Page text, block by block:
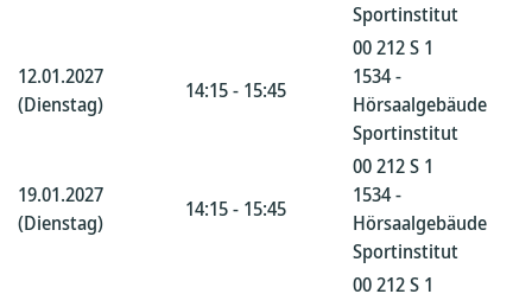
Sportinstitut
12.01.2027
(Dienstag)
14:15 - 15:45
00 212 S 1
1534 -
Hörsaalgebäude
Sportinstitut
19.01.2027
(Dienstag)
14:15 - 15:45
00 212 S 1
1534 -
Hörsaalgebäude
Sportinstitut
00 212 S 1